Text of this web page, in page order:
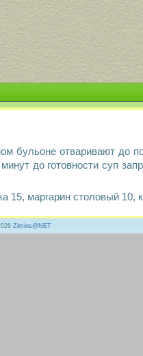
бульоне отваривают до
до готовности суп
15, маргарин столовый 10,
Zimins@NET